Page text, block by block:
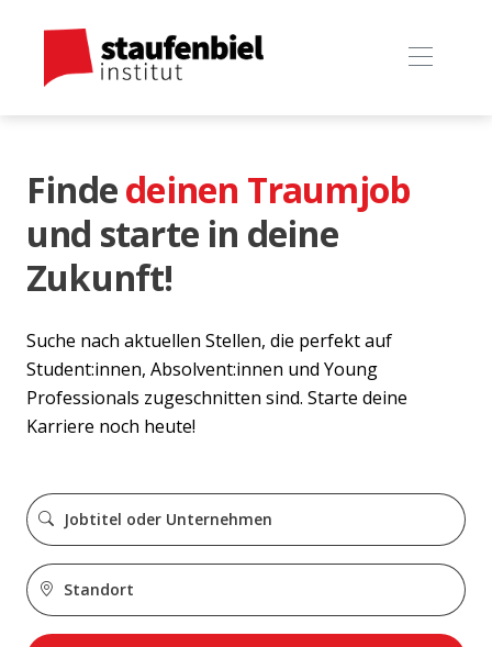
Findedeinen Traumjob
und starte in deine
Zukunft!
Suche nach aktuellen Stellen, die perfekt auf
Student:innen, Absolvent:innen und Young
Professionals zugeschnitten sind. Starte deine
Karriere noch heute!